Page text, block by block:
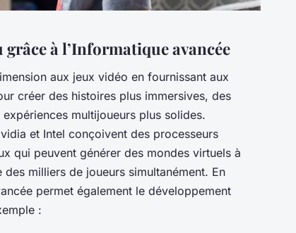
grâce à l’Informatique avancée
aux jeux vidéo en fournissant aux
créer des histoires plus immersives, des
multijoueurs plus solides.
et Intel conçoivent des processeurs
qui peuvent générer des mondes virtuels à
milliers de joueurs simultanément. En
permet également le développement
: